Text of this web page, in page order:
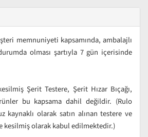
memnuniyeti kapsamında, ambalajlı
olması şartıyla 7 gün içerisinde
Şerit Testere, Şerit Hızar Bıçağı,
bu kapsama dahil değildir. (Rulo
kaynaklı olarak satın alınan testere ve
kesilmiş olarak kabul edilmektedir.)